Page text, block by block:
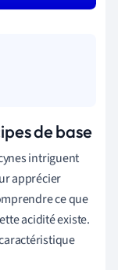
de base
intriguent
apprécier
ce que
acidité existe.